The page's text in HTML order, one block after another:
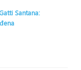
Santana: